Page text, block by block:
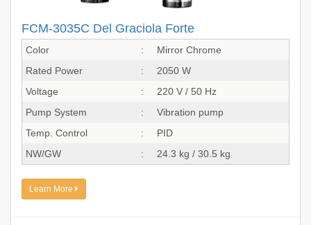
FCM-3035C Del Graciola Forte
Color :
Mirror Chrome
Rated Power
:
2050 W
Voltage
:
220 V / 50 Hz
Pump System
:
Vibration pump
Temp. Control
:
PID
NW/GW
: 24.3 kg / 30.5 kg
Learn More